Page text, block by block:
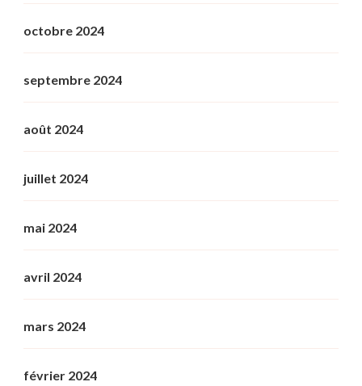
octobre 2024
septembre 2024
août 2024
juillet 2024
mai 2024
avril 2024
mars 2024
février 2024